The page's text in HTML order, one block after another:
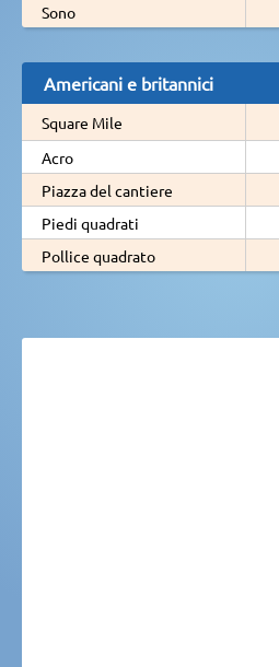
Sono
Americani e britannici
Square Mile
Acro
Piazza del cantiere
Piedi quadrati
Pollice quadrato